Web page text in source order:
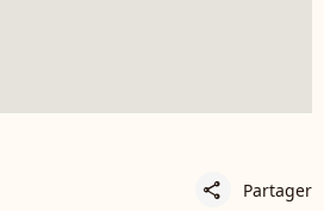
share Partager